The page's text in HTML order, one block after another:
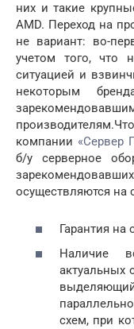
них и такие
AMD. Переход на
не вариант: во-
учетом того, что
ситуацией и
некоторым
компании «Сервер
б/у серверное
осуществляются на
Гарантия на
Наличие
актуальных
схем, при